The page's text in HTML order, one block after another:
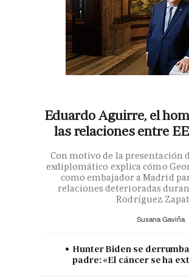
Eduardo Aguirre, el
las relaciones entre
Con motivo de la presentación
exdiplomático explica cómo
como embajador a Madrid
relaciones deterioradas
Rodríguez
Susana Gaviña
Hunter Biden se
padre: «El cáncer se ha